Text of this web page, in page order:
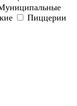
Пиццерии